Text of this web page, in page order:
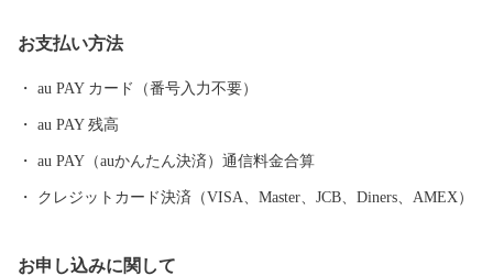
をお楽しみください。
お支払い方法
au PAY カード（番号入力不要）
au PAY 残高
au PAY（auかんたん決済）通信料金合算
クレジットカード決済（VISA、Master、JCB、Diners、AMEX）
お申し込みに関して